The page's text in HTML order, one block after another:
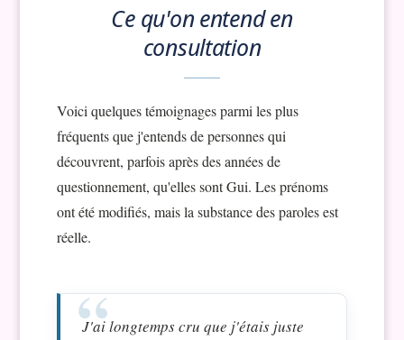
Ce qu'on entend en
consultation
Voici quelques témoignages parmi les plus
fréquents que j'entends de personnes qui
découvrent, parfois après des années de
questionnement, qu'elles sont Gui. Les prénoms
ont été modifiés, mais la substance des paroles est
réelle.
J'ai longtemps cru que j'étais juste